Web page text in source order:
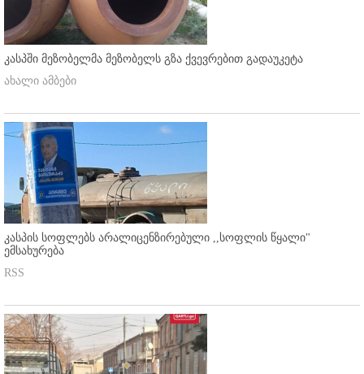
კასპში მეზობელმა მეზობელს გზა ქვევრებით გადაუკეტა
ახალი ამბები
კასპის სოფლებს არალიცენზირებული ,,სოფლის წყალი"
ემსახურება
RSS